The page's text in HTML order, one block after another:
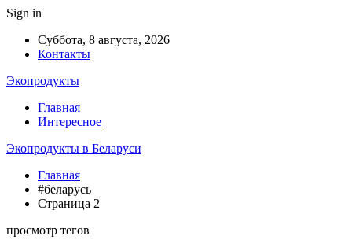
Sign in
Суббота, 8 августа, 2026
Контакты
Экопродукты
Главная
Интересное
Экопродукты в Беларуси
Главная
#беларусь
Страница 2
просмотр тегов